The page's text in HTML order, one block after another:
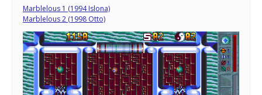
Marblelous 1 (1994 Islona)
Marblelous 2 (1998 Otto)